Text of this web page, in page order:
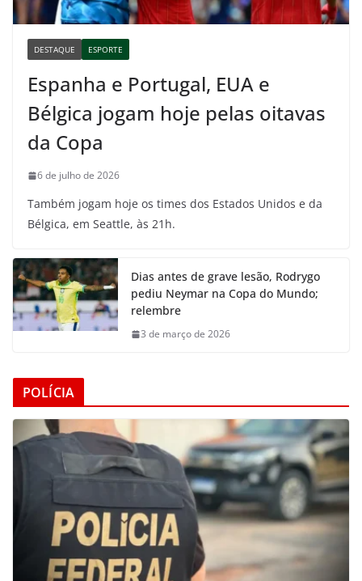
DESTAQUE ESPORTE
Espanha e Portugal, EUA e
Bélgica jogam hoje pelas oitavas
da Copa
6 de julho de 2026
Também jogam hoje os times dos Estados Unidos e da
Bélgica, em Seattle, às 21h.
Dias antes de grave lesão, Rodrygo
pediu Neymar na Copa do Mundo;
relembre
3 de março de 2026
POLÍCIA